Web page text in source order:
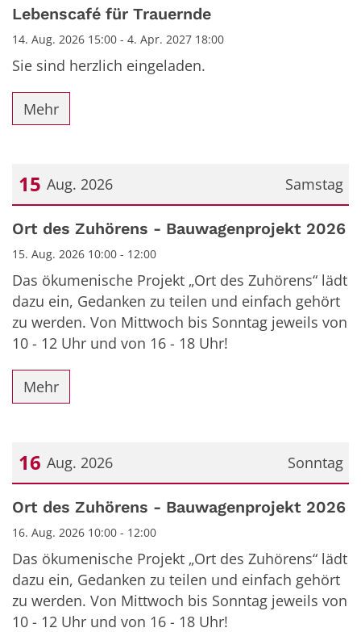
Lebenscafé für Trauernde
14. Aug. 2026 15:00 - 4. Apr. 2027 18:00
Sie sind herzlich eingeladen.
Mehr
Samstag
15 Aug. 2026
Datum: 15. August 2026
Ort des Zuhörens - Bauwagenprojekt 2026
15. Aug. 2026 10:00 - 12:00
Das ökumenische Projekt „Ort des Zuhörens“ lädt
dazu ein, Gedanken zu teilen und einfach gehört
zu werden. Von Mittwoch bis Sonntag jeweils von
10 - 12 Uhr und von 16 - 18 Uhr!
Mehr
Sonntag
16 Aug. 2026
Datum: 16. August 2026
Ort des Zuhörens - Bauwagenprojekt 2026
16. Aug. 2026 10:00 - 12:00
Das ökumenische Projekt „Ort des Zuhörens“ lädt
dazu ein, Gedanken zu teilen und einfach gehört
zu werden. Von Mittwoch bis Sonntag jeweils von
10 - 12 Uhr und von 16 - 18 Uhr!